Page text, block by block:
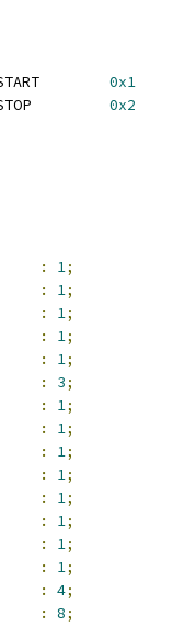
0x1
0x2
: 1;
: 1;
: 1;
: 1;
: 1;
: 3;
: 1;
: 1;
: 1;
: 1;
: 1;
: 1;
: 1;
: 1;
: 4;
: 8;